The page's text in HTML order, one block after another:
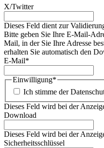
X/Twitter
Dieses Feld dient zur
Bitte geben Sie Ihre E-Mail-
Mail, in der Sie Ihre Adresse
erhalten Sie automatisch den
E-Mail*
Einwilligung*
Ich stimme der
Dieses Feld wird bei der
Download
Dieses Feld wird bei der
Sicherheitsschlüssel